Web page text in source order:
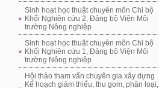
Sinh hoạt học thuật chuyên môn Chi bộ
Khối Nghiên cứu 2, Đảng bộ Viện Môi
trường Nông nghiệp
Sinh hoạt học thuật chuyên môn Chi bộ
Khối Nghiên cứu 1, Đảng bộ Viện Môi
trường Nông nghiệp
Hội thảo tham vấn chuyên gia xây dựng
Kế hoạch giảm thiểu, thu gom, phân loại,